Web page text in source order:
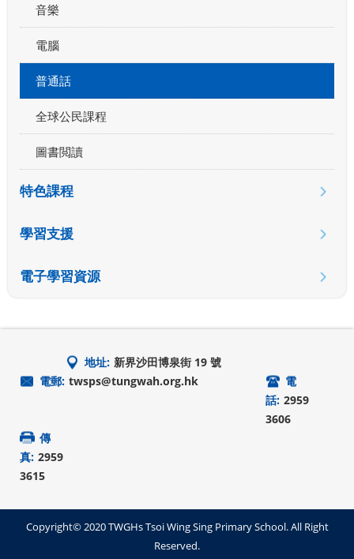
音樂
電腦
普通話
全球公民課程
圖書閲讀
特色課程
學習支援
電子學習資源
地址: 新界沙田博泉街 19 號
電郵: twsps@tungwah.org.hk
電
話: 2959
3606
傳
真: 2959
3615
Copyright© 2020 TWGHs Tsoi Wing Sing Primary School. All Right
Reserved.